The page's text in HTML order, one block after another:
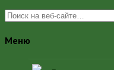
Меню